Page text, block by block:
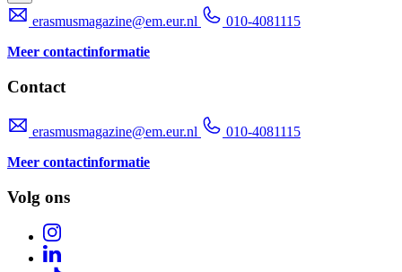
erasmusmagazine@em.eur.nl
010-4081115
Meer contactinformatie
Contact
erasmusmagazine@em.eur.nl
010-4081115
Meer contactinformatie
Volg ons